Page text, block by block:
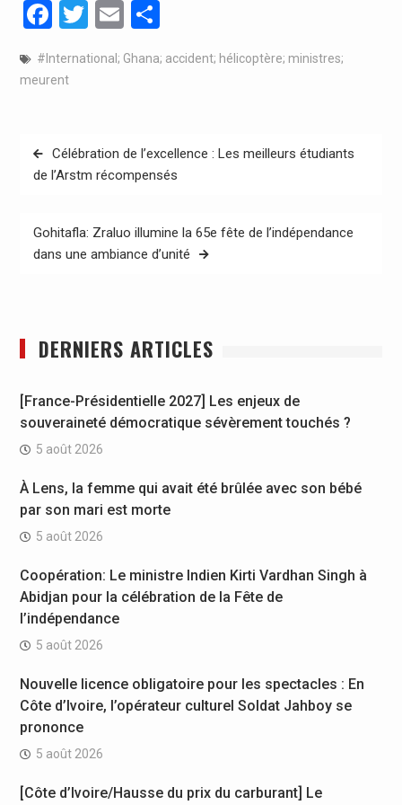
Facebook
Twitter
EmailPartager
#International; Ghana; accident; hélicoptère; ministres;
meurent
Navigation
de
Célébration de l’excellence : Les meilleurs étudiants
de l’Arstm récompensés
Gohitafla: Zraluo illumine la 65e fête de l’indépendance
dans une ambiance d’unité
DERNIERS ARTICLES
[France-Présidentielle 2027] Les enjeux de
souveraineté démocratique sévèrement touchés ?
5 août 2026
À Lens, la femme qui avait été brûlée avec son bébé
par son mari est morte
5 août 2026
Coopération: Le ministre Indien Kirti Vardhan Singh à
Abidjan pour la célébration de la Fête de
l’indépendance
5 août 2026
Nouvelle licence obligatoire pour les spectacles : En
Côte d’Ivoire, l’opérateur culturel Soldat Jahboy se
prononce
5 août 2026
[Côte d’Ivoire/Hausse du prix du carburant] Le